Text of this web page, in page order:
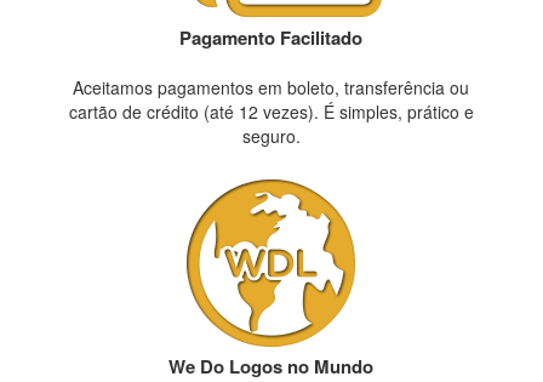
Pagamento Facilitado
Aceitamos pagamentos em boleto, transferência ou
cartão de crédito (até 12 vezes). É simples, prático e
seguro.
We Do Logos no Mundo